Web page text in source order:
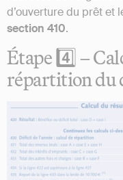
d’ouverture du prêt et
section 410.
Étape 4️⃣ –
répartition du